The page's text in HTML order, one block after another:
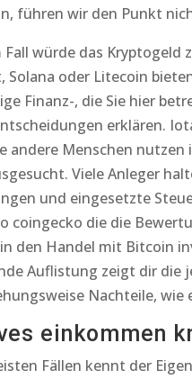
führen wir den Punkt
Fall würde das
Solana oder Litecoin
Finanz-, die Sie hier
erklären.
andere Menschen
Viele Anleger
und eingesetzte
coingecko die die
den Handel mit Bitcoin
Auflistung zeigt dir die
Nachteile,
einkommen
Fällen kennt der